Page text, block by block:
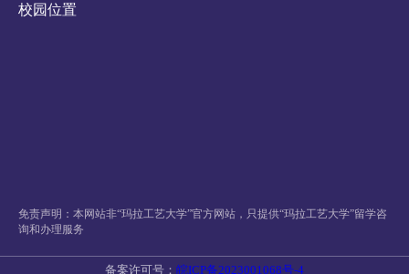
校园位置
免责声明：本网站非“玛拉工艺大学”官方网站，只提供“玛拉工艺大学”留学咨
询和办理服务
备案许可号： 皖ICP备2023001068号-4